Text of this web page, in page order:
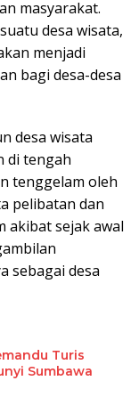
masyarakat.
desa wisata,
menjadi
bagi desa-desa
desa wisata
di tengah
tenggelam oleh
pelibatan dan
akibat sejak awal
sebagai desa
Turis
Sumbawa